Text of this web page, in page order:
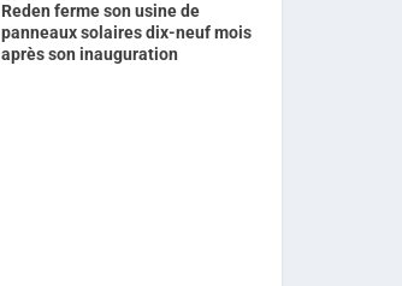
Reden ferme son usine de
panneaux solaires dix-neuf mois
après son inauguration